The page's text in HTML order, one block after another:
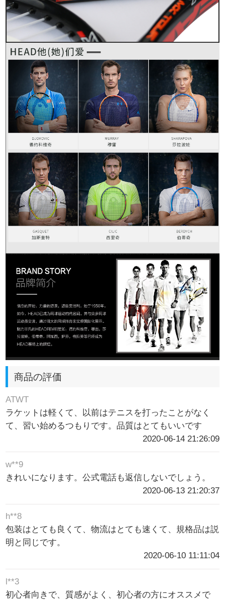
商品の評価
ATWT
ラケットは軽くて、以前はテニスを打ったことがなく
て、習い始めるつもりです。品質はとてもいいです
2020-06-14 21:26:09
w**9
きれいになります。公式電話も返信しないでしょう。
2020-06-13 21:20:37
h**8
包装はとても良くて、物流はとても速くて、規格品は説
明と同じです。
2020-06-10 11:11:04
l**3
初心者向きで、質感がよく、初心者の方にオススメで